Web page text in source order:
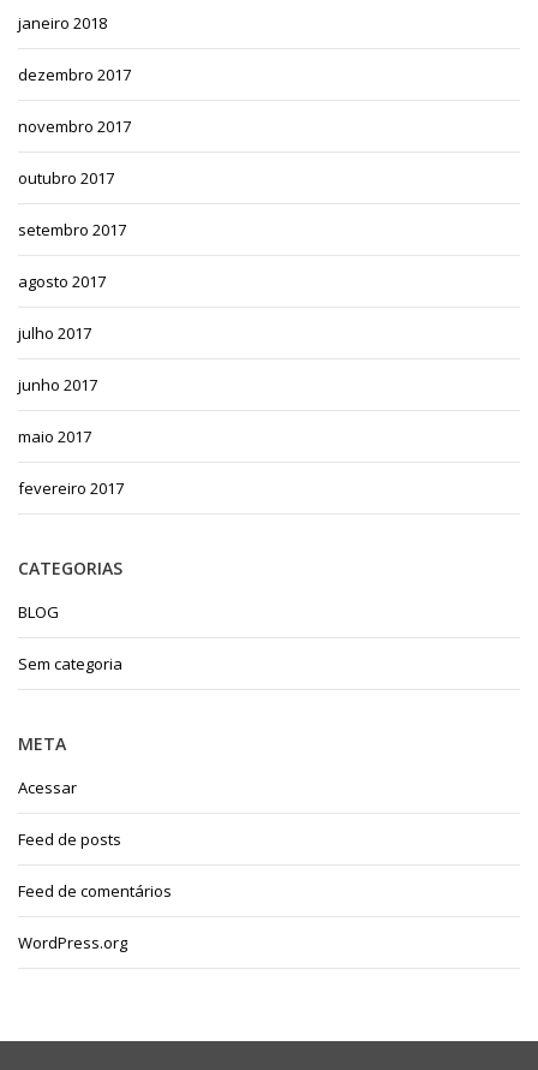
janeiro 2018
dezembro 2017
novembro 2017
outubro 2017
setembro 2017
agosto 2017
julho 2017
junho 2017
maio 2017
fevereiro 2017
CATEGORIAS
BLOG
Sem categoria
META
Acessar
Feed de posts
Feed de comentários
WordPress.org